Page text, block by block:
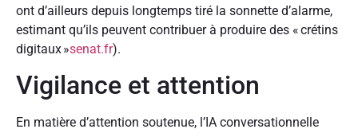
ont d’ailleurs depuis longtemps tiré la sonnette d’alarme,
estimant qu’ils peuvent contribuer à produire des « crétins
digitaux »senat.fr).
Vigilance et attention
En matière d’attention soutenue, l’IA conversationnelle